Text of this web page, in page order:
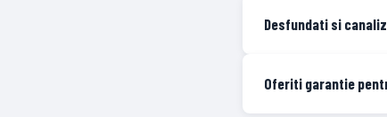
Desfundati si
Oferiti garantie